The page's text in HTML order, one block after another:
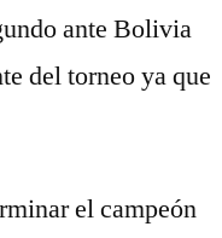
ante Bolivia
del torneo ya que
el campeón